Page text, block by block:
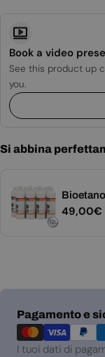
Book a video
See this product up
you.
Si abbina
Prezzo
49,00€
Pagamento e
Metodi
di
pagamento
I tuoi dati di